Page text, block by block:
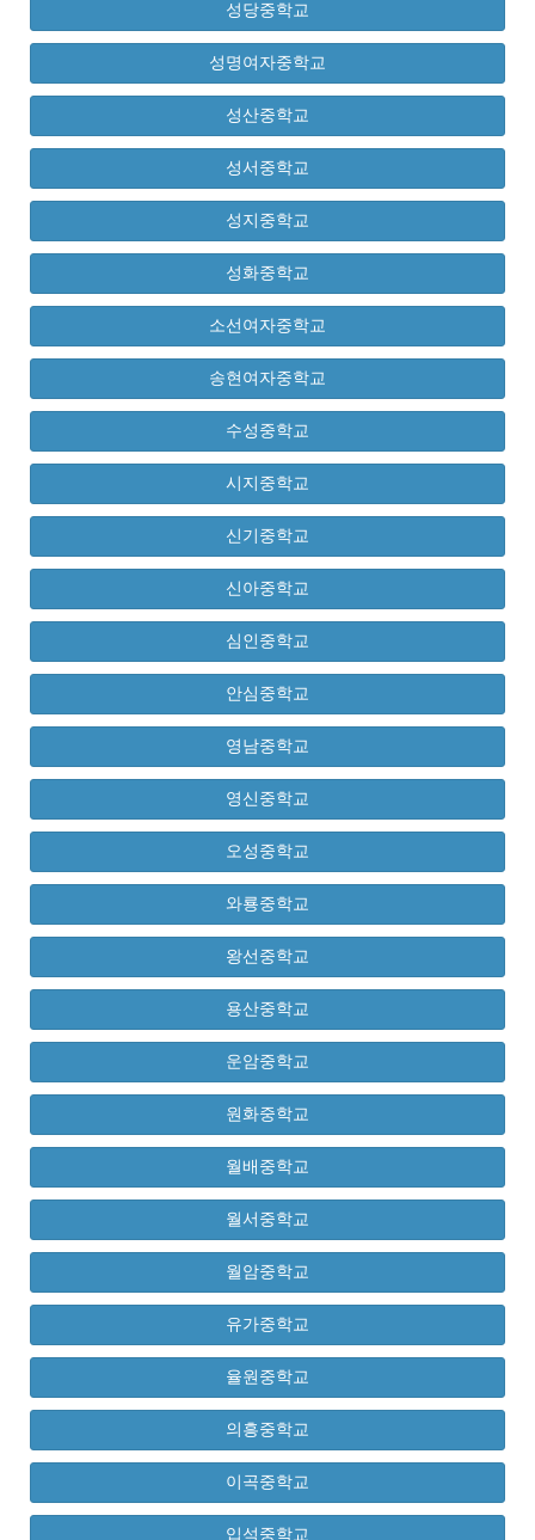
성당중학교
성명여자중학교
성산중학교
성서중학교
성지중학교
성화중학교
소선여자중학교
송현여자중학교
수성중학교
시지중학교
신기중학교
신아중학교
심인중학교
안심중학교
영남중학교
영신중학교
오성중학교
와룡중학교
왕선중학교
용산중학교
운암중학교
원화중학교
월배중학교
월서중학교
월암중학교
유가중학교
율원중학교
의흥중학교
이곡중학교
입석중학교